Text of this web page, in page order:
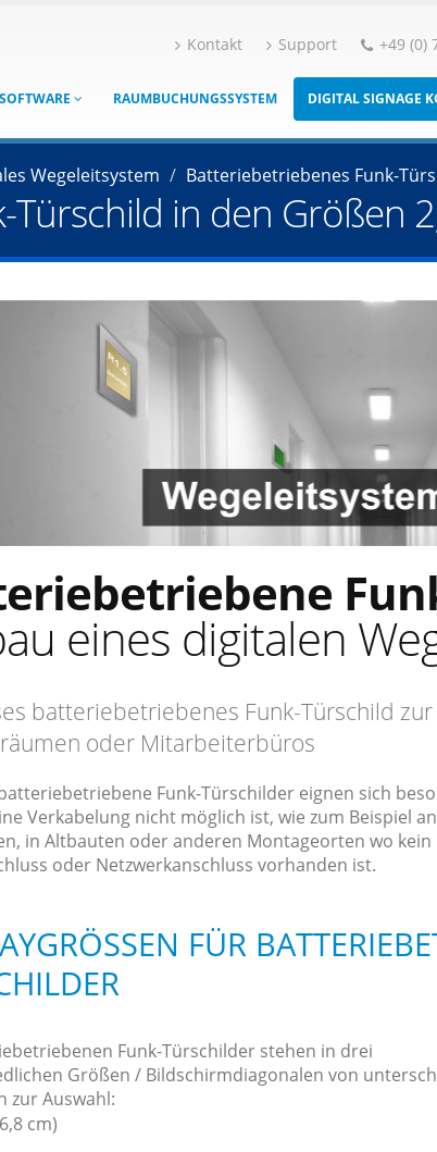
Kontakt Support +49 (0)
RAUMBUCHUNGSSYSTEM DIGITAL SIGNAGE
Wegeleitsystem Batteriebetriebenes Funk-
in den Größen
eines digitalen
batteriebetriebenes Funk-Türschild
oder Mitarbeiterbüros
Funk-Türschilder eignen sich
Verkabelung nicht möglich ist, wie zum Beispiel an
in Altbauten oder anderen Montageorten wo kein
oder Netzwerkanschluss vorhanden ist.
FÜR
Funk-Türschilder stehen in drei
Größen / Bildschirmdiagonalen von
zur Auswahl:
cm)